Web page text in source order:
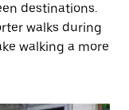
destinations.
walks during
walking a more